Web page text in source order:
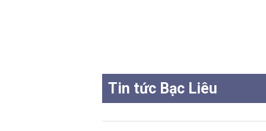
Tin tức Bạc Liêu